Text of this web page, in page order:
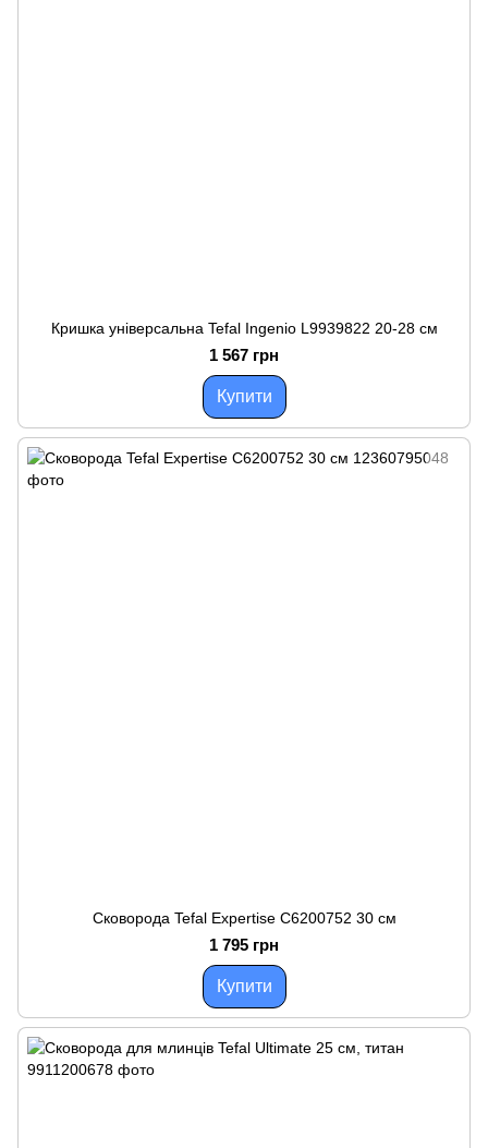
Кришка універсальна Tefal Ingenio L9939822 20-28 см
1 567 грн
Купити
Сковорода Tefal Expertise C6200752 30 см
1 795 грн
Купити